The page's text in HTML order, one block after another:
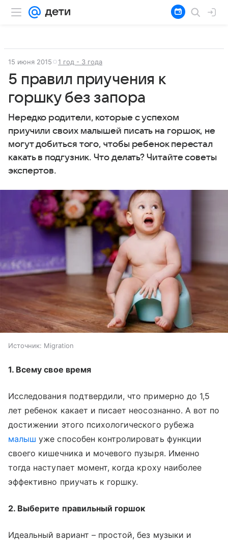
15 июня 2015 1 год - 3 года
5 правил приучения к
горшку без запора
Нередко родители, которые с успехом
приучили своих малышей писать на горшок, не
могут добиться того, чтобы ребенок перестал
какать в подгузник. Что делать? Читайте советы
экспертов.
Источник: Migration
1. Всему свое время
Исследования подтвердили, что примерно до 1,5
лет ребенок какает и писает неосознанно. А вот по
достижении этого психологического рубежа
малыш уже способен контролировать функции
своего кишечника и мочевого пузыря. Именно
тогда наступает момент, когда кроху наиболее
эффективно приучать к горшку.
2. Выберите правильный горшок
Идеальный вариант – простой, без музыки и